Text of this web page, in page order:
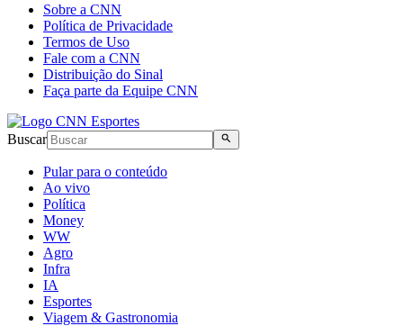
Sobre a CNN
Política de Privacidade
Termos de Uso
Fale com a CNN
Distribuição do Sinal
Faça parte da Equipe CNN
Buscar
Pular para o conteúdo
Ao vivo
Política
Money
WW
Agro
Infra
IA
Esportes
Viagem & Gastronomia